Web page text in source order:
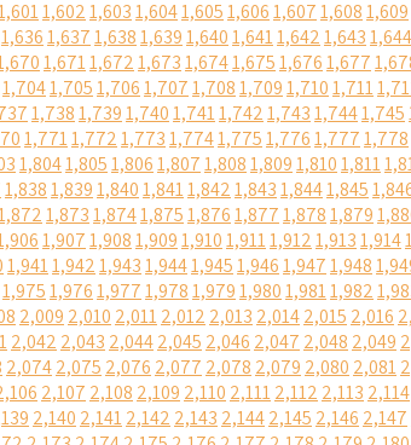
1,6021,6031,6041,6051,6061,6071,6081,609
1,6361,6371,6381,6391,6401,6411,6421,6431,644
1,6711,6721,6731,6741,6751,6761,677
1,7041,7051,7061,7071,7081,7091,7101,711
1,7381,7391,7401,7411,7421,7431,7441,745
1,7711,7721,7731,7741,7751,7761,7771,778
1,8041,8051,8061,8071,8081,8091,8101,811
1,8381,8391,8401,8411,8421,8431,8441,845
1,8731,8741,8751,8761,8771,8781,879
1,9071,9081,9091,9101,9111,9121,9131,914
1,9411,9421,9431,9441,9451,9461,9471,948
1,9751,9761,9771,9781,9791,9801,9811,982
2,009 2,010 2,0112,012 2,013 2,0142,015 2,016
2,042 2,043 2,0442,045 2,046 2,047 2,048 2,049
2,0742,075 2,076 2,077 2,078 2,079 2,080 2,081
2,107 2,108 2,109 2,110 2,1112,112 2,113 2,114
2,140 2,1412,142 2,143 2,1442,145 2,146 2,147